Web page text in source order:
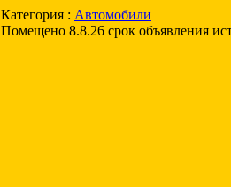
Категория : Автомобили
Помещено 8.8.26 срок объявления